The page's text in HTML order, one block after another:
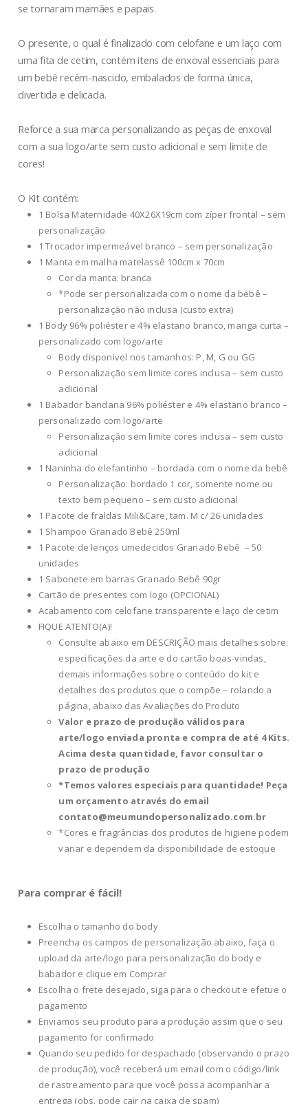
se tornaram mamães e papais.
O presente, o qual é finalizado com celofane e um laço com
uma fita de cetim, contém itens de enxoval essenciais para
um bebê recém-nascido, embalados de forma única,
divertida e delicada.
Reforce a sua marca personalizando as peças de enxoval
com a sua logo/arte sem custo adicional e sem limite de
cores!
O Kit contém:
1 Bolsa Maternidade 40X26X19cm com zíper frontal – sem
personalização
1 Trocador impermeável branco – sem personalização
1 Manta em malha matelassê 100cm x 70cm
Cor da manta: branca
*Pode ser personalizada com o nome da bebê –
personalização não inclusa (custo extra)
1 Body 96% poliéster e 4% elastano branco, manga curta –
personalizado com logo/arte
Body disponível nos tamanhos: P, M, G ou GG
Personalização sem limite cores inclusa – sem custo
adicional
1 Babador bandana 96% poliéster e 4% elastano branco –
personalizado com logo/arte
Personalização sem limite cores inclusa – sem custo
adicional
1 Naninha do elefantinho – bordada com o nome da bebê
Personalização: bordado 1 cor, somente nome ou
texto bem pequeno – sem custo adicional
1 Pacote de fraldas Mili&Care, tam. M c/ 26 unidades
1 Shampoo Granado Bebê 250ml
1 Pacote de lenços umedecidos Granado Bebê – 50
unidades
1 Sabonete em barras Granado Bebê 90gr
Cartão de presentes com logo (OPCIONAL)
Acabamento com celofane transparente e laço de cetim
FIQUE ATENTO(A)!
Consulte abaixo em DESCRIÇÃO mais detalhes sobre:
especificações da arte e do cartão boas-vindas,
demais informações sobre o conteúdo do kit e
detalhes dos produtos que o compõe – rolando a
página, abaixo das Avaliações do Produto
Valor e prazo de produção válidos para
arte/logo enviada pronta e compra de até 4 Kits.
Acima desta quantidade, favor consultar o
prazo de produção
*Temos valores especiais para quantidade! Peça
um orçamento através do email
contato@meumundopersonalizado.com.br
*Cores e fragrâncias dos produtos de higiene podem
variar e dependem da disponibilidade de estoque
Para comprar é fácil!
Escolha o tamanho do body
Preencha os campos de personalização abaixo, faça o
upload da arte/logo para personalização do body e
babador e clique em Comprar
Escolha o frete desejado, siga para o checkout e efetue o
pagamento
Enviamos seu produto para a produção assim que o seu
pagamento for confirmado
Quando seu pedido for despachado (observando o prazo
de produção), você receberá um email com o código/link
de rastreamento para que você possa acompanhar a
entrega (obs. pode cair na caixa de spam)